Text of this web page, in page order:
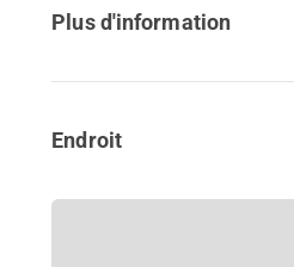
Plus d'information
Endroit